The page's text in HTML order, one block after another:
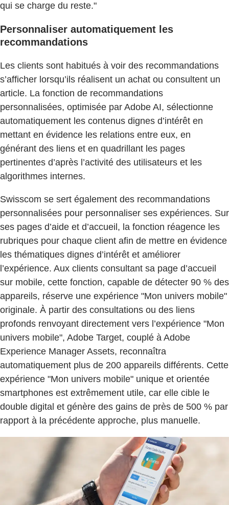
qui se charge du reste."
Personnaliser automatiquement les
recommandations
Les clients sont habitués à voir des recommandations
s’afficher lorsqu’ils réalisent un achat ou consultent un
article. La fonction de recommandations
personnalisées, optimisée par Adobe AI, sélectionne
automatiquement les contenus dignes d’intérêt en
mettant en évidence les relations entre eux, en
générant des liens et en quadrillant les pages
pertinentes d’après l’activité des utilisateurs et les
algorithmes internes.
Swisscom se sert également des recommandations
personnalisées pour personnaliser ses expériences. Sur
ses pages d’aide et d’accueil, la fonction réagence les
rubriques pour chaque client afin de mettre en évidence
les thématiques dignes d’intérêt et améliorer
l’expérience. Aux clients consultant sa page d’accueil
sur mobile, cette fonction, capable de détecter 90 % des
appareils, réserve une expérience "Mon univers mobile"
originale. À partir des consultations ou des liens
profonds renvoyant directement vers l’expérience "Mon
univers mobile", Adobe Target, couplé à Adobe
Experience Manager Assets, reconnaîtra
automatiquement plus de 200 appareils différents. Cette
expérience "Mon univers mobile" unique et orientée
smartphones est extrêmement utile, car elle cible le
double digital et génère des gains de près de 500 % par
rapport à la précédente approche, plus manuelle.